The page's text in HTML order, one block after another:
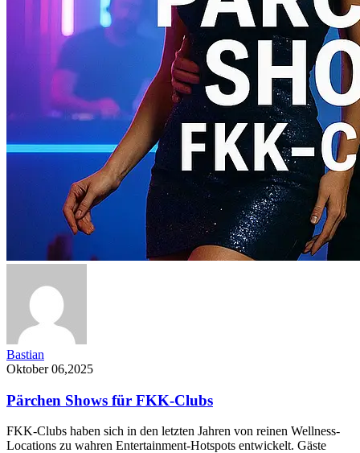
Bastian
Oktober 06,2025
Pärchen Shows für FKK-Clubs
FKK-Clubs haben sich in den letzten Jahren von reinen Wellness-
Locations zu wahren Entertainment-Hotspots entwickelt. Gäste